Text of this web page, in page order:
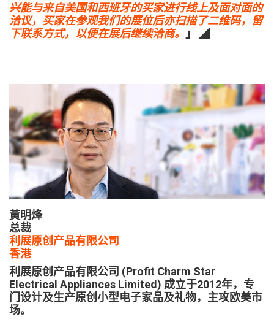
兴能与来自美国和西班牙的买家进行线上及面对面的
洽议，买家在参观我们的展位后亦扫描了二维码，留
下联系方式，以便在展后继续洽商。
」 ◢
黃明烽
总裁
利展原创产品有限公司
香港
利展原创产品有限公司 (Profit Charm Star
Electrical Appliances Limited) 成立于2012年，专
门设计及生产原创小型电子家品及礼物，主攻欧美市
场。